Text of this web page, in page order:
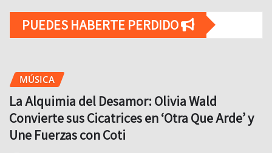
PUEDES HABERTE PERDIDO
MÚSICA
La Alquimia del Desamor: Olivia Wald
Convierte sus Cicatrices en ‘Otra Que Arde’ y
Une Fuerzas con Coti